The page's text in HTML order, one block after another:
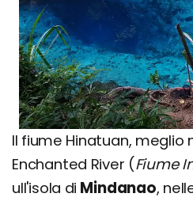
Il fiume Hinatuan, meglio
Enchanted River (Fiume
ull'isola di Mindanao,